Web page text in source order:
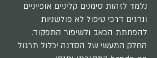
נלמד לזהות סימנים קליניים אופייניים
ונדגים דרכי טיפול לא פולשניות
להפחתת הכאב ולשיפור התפקוד.
החלק המעשי של הסדנה יכלול תרגול